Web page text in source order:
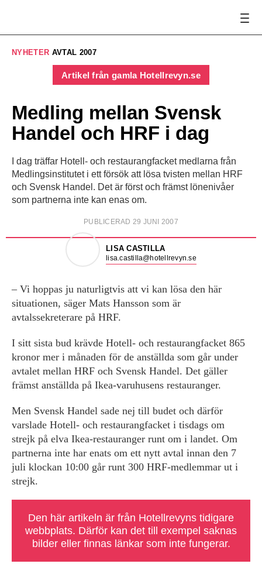
NYHETER AVTAL 2007
Artikel från gamla Hotellrevyn.se
Medling mellan Svensk
Handel och HRF i dag
I dag träffar Hotell- och restaurangfacket medlarna från
Medlingsinstitutet i ett försök att lösa tvisten mellan HRF
och Svensk Handel. Det är först och främst lönenivåer
som partnerna inte kan enas om.
PUBLICERAD 29 JUNI 2007
LISA CASTILLA
lisa.castilla@hotellrevyn.se
– Vi hoppas ju naturligtvis att vi kan lösa den här
situationen, säger Mats Hansson som är
avtalssekreterare på HRF.
I sitt sista bud krävde Hotell- och restaurangfacket 865
kronor mer i månaden för de anställda som går under
avtalet mellan HRF och Svensk Handel. Det gäller
främst anställda på Ikea-varuhusens restauranger.
Men Svensk Handel sade nej till budet och därför
varslade Hotell- och restaurangfacket i tisdags om
strejk på elva Ikea-restauranger runt om i landet. Om
partnerna inte har enats om ett nytt avtal innan den 7
juli klockan 10:00 går runt 300 HRF-medlemmar ut i
strejk.
Den här artikeln är från Hotellrevyns tidigare
webbplats. Därför kan det till exempel saknas
bilder eller finnas länkar som inte fungerar.